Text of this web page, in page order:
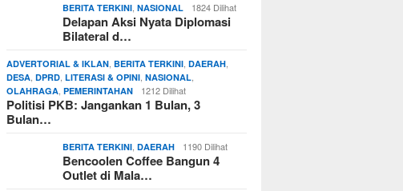
BERITA TERKINI,NASIONAL 1824 Dilihat
Delapan Aksi Nyata Diplomasi
Bilateral d…
ADVERTORIAL & IKLAN,BERITA TERKINI,DAERAH,
DESA,DPRD,LITERASI & OPINI,NASIONAL,
OLAHRAGA,PEMERINTAHAN 1212 Dilihat
Politisi PKB: Jangankan 1 Bulan, 3
Bulan…
BERITA TERKINI,DAERAH 1190 Dilihat
Bencoolen Coffee Bangun 4
Outlet di Mala…